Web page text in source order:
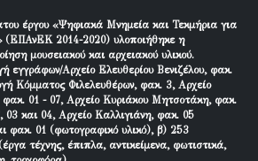
έργου «Ψηφιακά Μνημεία και Τεκμήρια για
(ΕΠΑνΕΚ 2014-2020) υλοποιήθηκε η
μουσειακού και αρχειακού υλικού.
εγγράφων/Αρχείο Ελευθερίου Βενιζέλου, φακ.
Κόμματος Φιλελευθέρων, φακ. 3, Αρχείο
01 - 07, Αρχείο Κυριάκου Μητσοτάκη, φακ.
και 04, Αρχείο Καλλιγιάνη, φακ. 05
φακ. 01 (φωτογραφικό υλικό), β) 253
τέχνης, έπιπλα, αντικείμενα, φωτιστικά,